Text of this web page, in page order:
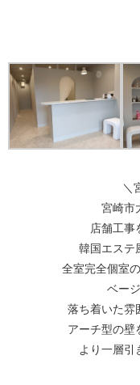
＼
宮崎市
店舗工事
韓国エステ
全室完全個室
ベー
落ち着いた雰
アーチ型の壁
より一層引